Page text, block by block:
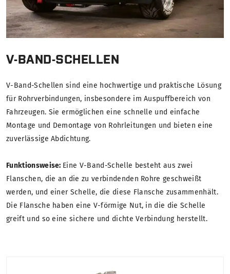
V-BAND-SCHELLEN
V-Band-Schellen sind eine hochwertige und praktische Lösung
für Rohrverbindungen, insbesondere im Auspuffbereich von
Fahrzeugen. Sie ermöglichen eine schnelle und einfache
Montage und Demontage von Rohrleitungen und bieten eine
zuverlässige Abdichtung.
Funktionsweise: Eine V-Band-Schelle besteht aus zwei
Flanschen, die an die zu verbindenden Rohre geschweißt
werden, und einer Schelle, die diese Flansche zusammenhält.
Die Flansche haben eine V-förmige Nut, in die die Schelle
greift und so eine sichere und dichte Verbindung herstellt.